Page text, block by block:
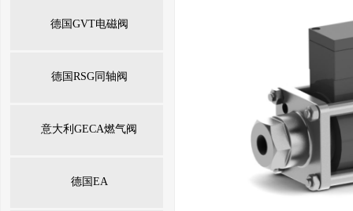
德国GVT电磁阀
德国RSG同轴阀
意大利GECA燃气阀
德国EA